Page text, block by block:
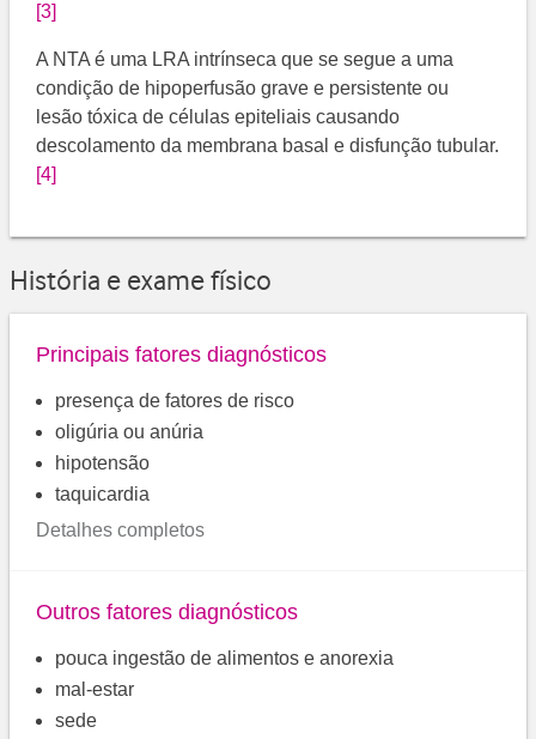
[3]
A NTA é uma LRA intrínseca que se segue a uma
condição de hipoperfusão grave e persistente ou
lesão tóxica de células epiteliais causando
descolamento da membrana basal e disfunção tubular.
[4]
História e exame físico
Principais fatores diagnósticos
presença de fatores de risco
oligúria ou anúria
hipotensão
taquicardia
Detalhes completos
Outros fatores diagnósticos
pouca ingestão de alimentos e anorexia
mal-estar
sede